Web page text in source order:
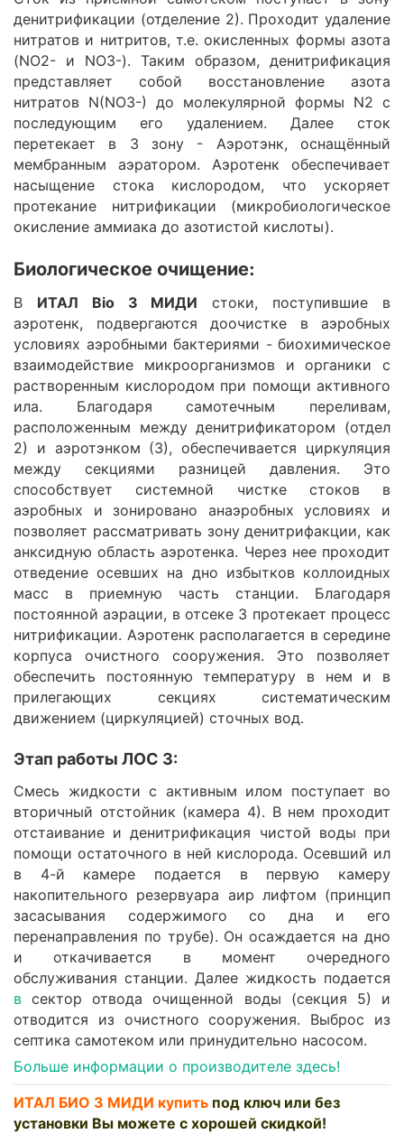
денитрификации (отделение 2). Проходит удаление
нитратов и нитритов, т.е. окисленных формы азота
(NO2- и NO3-). Таким образом, денитрификация
представляет собой восстановление азота
нитратов N(NO3-) до молекулярной формы N2 с
последующим его удалением. Далее сток
перетекает в 3 зону - Аэротэнк, оснащённый
мембранным аэратором. Аэротенк обеспечивает
насыщение стока кислородом, что ускоряет
протекание нитрификации (микробиологическое
окисление аммиака до азотистой кислоты).
Биологическое очищение:
В ИТАЛ Bio 3 МИДИ стоки, поступившие в
аэротенк, подвергаются доочистке в аэробных
условиях аэробными бактериями - биохимическое
взаимодействие микроорганизмов и органики с
растворенным кислородом при помощи активного
ила. Благодаря самотечным переливам,
расположенным между денитрификатором (отдел
2) и аэротэнком (3), обеспечивается циркуляция
между секциями разницей давления. Это
способствует системной чистке стоков в
аэробных и зонировано анаэробных условиях и
позволяет рассматривать зону денитрифакции, как
анксидную область аэротенка. Через нее проходит
отведение осевших на дно избытков коллоидных
масс в приемную часть станции. Благодаря
постоянной аэрации, в отсеке 3 протекает процесс
нитрификации. Аэротенк располагается в середине
корпуса очистного сооружения. Это позволяет
обеспечить постоянную температуру в нем и в
прилегающих секциях систематическим
движением (циркуляцией) сточных вод.
Этап работы ЛОС 3:
Смесь жидкости с активным илом поступает во
вторичный отстойник (камера 4). В нем проходит
отстаивание и денитрификация чистой воды при
помощи остаточного в ней кислорода. Осевший ил
в 4-й камере подается в первую камеру
накопительного резервуара аир лифтом (принцип
засасывания содержимого со дна и его
перенаправления по трубе). Он осаждается на дно
и откачивается в момент очередного
обслуживания станции. Далее жидкость подается
в сектор отвода очищенной воды (секция 5) и
отводится из очистного сооружения. Выброс из
септика самотеком или принудительно насосом.
Больше информации о производителе здесь!
ИТАЛ БИО 3 МИДИ купить под ключ или без
установки Вы можете с хорошей скидкой!